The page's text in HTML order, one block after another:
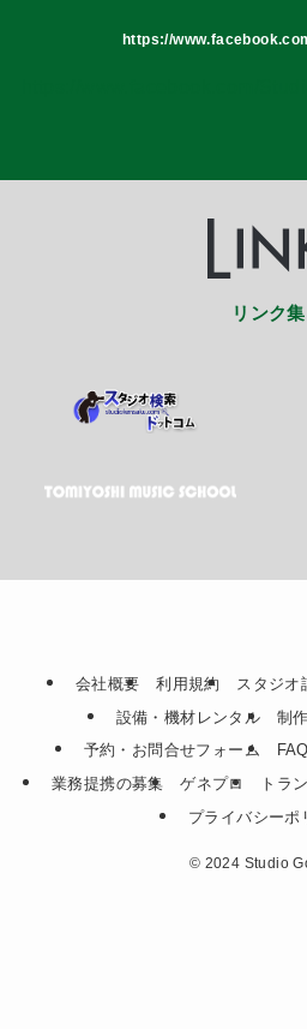
https://
リンク集
会社概要 利用規約 スタジオ
設備・機材レンタル
制
予約・お問合せフォーム
業務提携の募集
ゲネプロ トラ
プライバシーポ
© 2024 Studio